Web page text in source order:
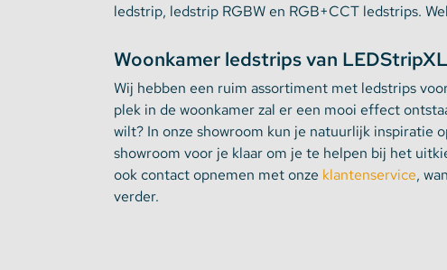
ledstrip, ledstrip RGBW en RGB+CCT ledstrips.
Woonkamer ledstrips van LEDStripXL
Wij hebben een ruim assortiment met ledstrips
plek in de woonkamer zal er een mooi effect
wilt? In onze showroom kun je natuurlijk inspiratie
showroom voor je klaar om je te helpen bij het
ook contact opnemen met onze klantenservice,
verder.